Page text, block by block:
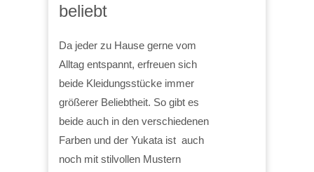
beliebt
Da jeder zu Hause gerne vom
Alltag entspannt, erfreuen sich
beide Kleidungsstücke immer
größerer Beliebtheit. So gibt es
beide auch in den verschiedenen
Farben und der Yukata ist auch
noch mit stilvollen Mustern